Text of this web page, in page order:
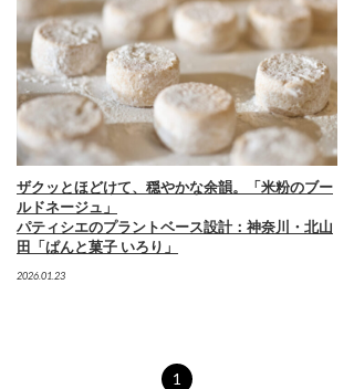
ザクッとほどけて、穏やかな余韻。「米粉のブー
ルドネージュ」
パティシエのプラントベース設計：神奈川・北山
田「ぱんと菓子 いろり」
2026.01.23
1